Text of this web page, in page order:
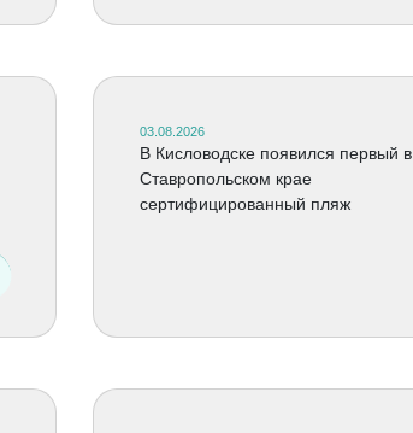
03.08.2026
В Кисловодске появился первый в
Ставропольском крае
сертифицированный пляж